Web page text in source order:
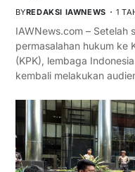
BYREDAKSI IAWNEWS 1
IAWNews.com – Setelah
permasalahan hukum ke
(KPK), lembaga
kembali melakukan